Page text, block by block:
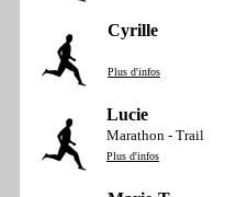
Cyrille
Plus d'infos
Lucie
Marathon - Trail
Plus d'infos